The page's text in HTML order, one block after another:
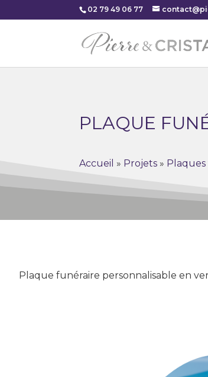
02 79 49 06 77
PLAQUE
Accueil » Projets »
Plaque funéraire personnalisable en